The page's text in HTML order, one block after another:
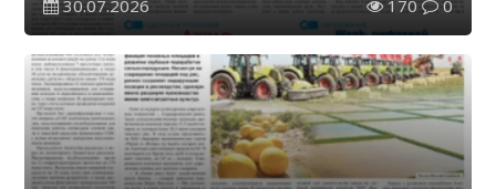
30.07.2026 170 0